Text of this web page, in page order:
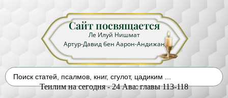
Сайт посвящается
Ле Илуй Нишмат
Артур-Давид бен Аарон-Андижан
Теилим на сегодня - 24 Ава: главы 113-118